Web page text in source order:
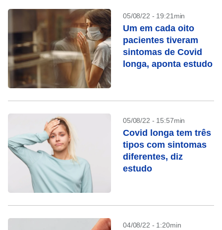
05/08/22 - 19:21min
Um em cada oito
pacientes tiveram
sintomas de Covid
longa, aponta estudo
05/08/22 - 15:57min
Covid longa tem três
tipos com sintomas
diferentes, diz
estudo
04/08/22 - 1:20min